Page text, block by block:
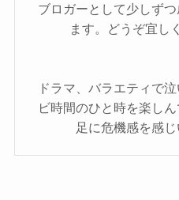
ブロガーとして少しず
ます。どうぞ宜し
ドラマ、バラエティで
ビ時間のひと時を楽し
足に危機感を感